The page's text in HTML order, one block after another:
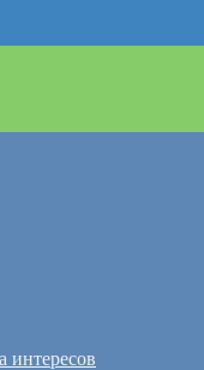
интересов